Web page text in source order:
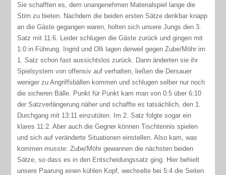
Sie schafften es, dem unangenehmen Materialspiel lange die
Stirn zu bieten. Nachdem die beiden ersten Sätze denkbar knapp
an die Gäste gegangen waren, holten sich unsere Jungs den 3.
Satz mit 11:6. Leider schlugen die Gäste zurück und gingen mit
1:0 in Führung. Ingrid und Olli lagen derweil gegen Zube/Möhr im
1. Satz schon fast aussichtslos zurück. Dann änderten sie ihr
Spielsystem von offensiv auf verhalten, ließen die Dersauer
weniger zu Angriffsbällen kommen und schlugen selber nur noch
die sicheren Bälle. Punkt für Punkt kam man von 0:5 über 6:10
der Satzverlängerung näher und schaffte es tatsächlich, den 1.
Durchgang mit 13:11 einzutüten. Im 2. Satz folgte sogar ein
klares 11:2. Aber auch die Gegner können Tischtennis spielen
und sich auf veränderte Situationen einstellen. Also kam, was
kommen musste: Zube/Möhr gewannen die nächsten beiden
Sätze, so dass es in den Entscheidungssatz ging. Hier behielt
unsere Paarung einen kühlen Kopf, wechselte bei 5:4 die Seiten